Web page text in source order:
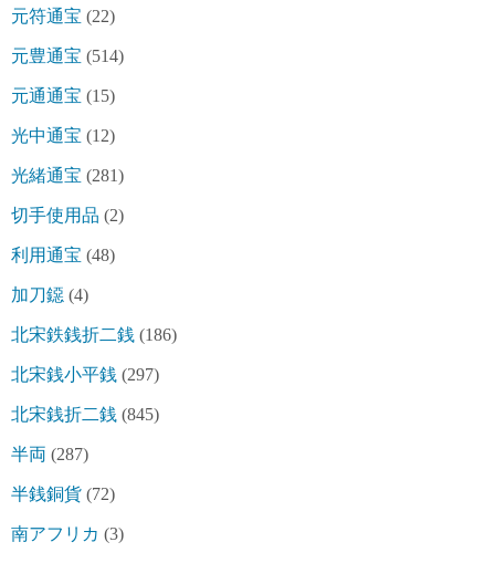
元符通宝 (22)
元豊通宝 (514)
元通通宝 (15)
光中通宝 (12)
光緒通宝 (281)
切手使用品 (2)
利用通宝 (48)
加刀鐚 (4)
北宋鉄銭折二銭 (186)
北宋銭小平銭 (297)
北宋銭折二銭 (845)
半両 (287)
半銭銅貨 (72)
南アフリカ (3)